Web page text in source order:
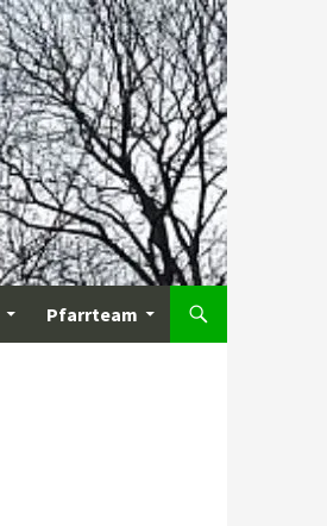
Pfarrteam